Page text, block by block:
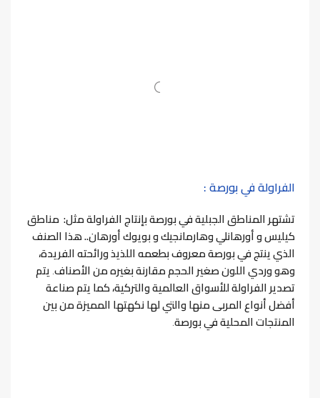
الفراولة في بورصة :
تشتهر المناطق الجبلية في بورصة بإنتاج الفراولة مثل: مناطق
كيليس و أورهانلي وهارمانجيك و بويوك أورهان..هذا الصنف
الذي ينتج في بورصة معروف بطعمه اللذيذ ورائحته الفريدة،
وهو وردي اللون صغير الحجم مقارنة بغيره من الأصناف.يتم
تصدير الفراولة للأسواق العالمية والتركية، كما يتم صناعة
أفضل أنواع المربى منها والتي لها نكهتها المميزة من بين
المنتجات المحلية في بورصة.